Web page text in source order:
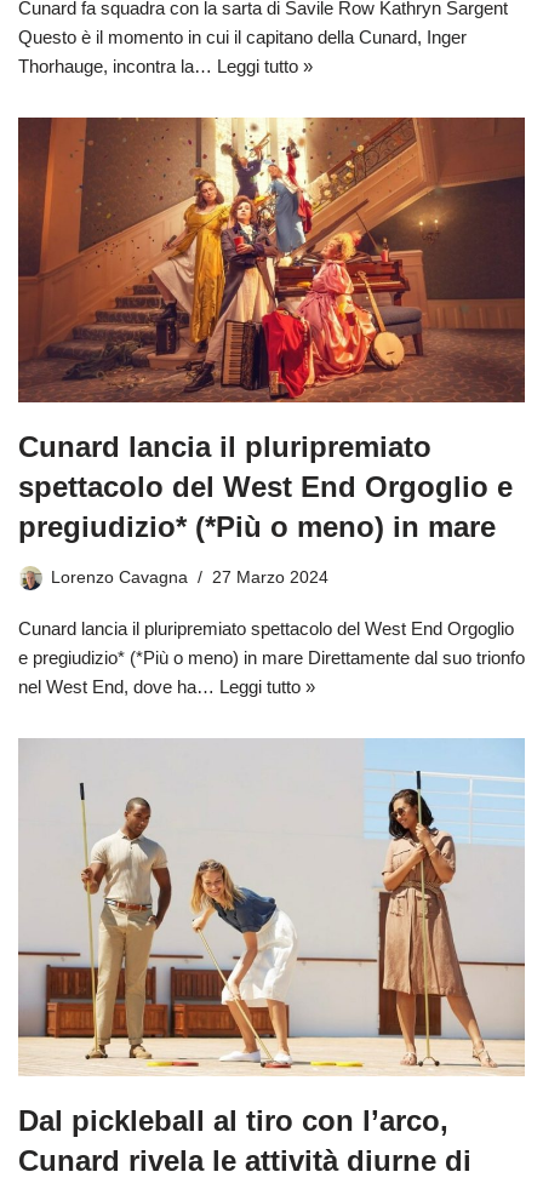
Cunard fa squadra con la sarta di Savile Row Kathryn Sargent
Questo è il momento in cui il capitano della Cunard, Inger
Thorhauge, incontra la… Leggi tutto »
Cunard lancia il pluripremiato
spettacolo del West End Orgoglio e
pregiudizio* (*Più o meno) in mare
Lorenzo Cavagna 27 Marzo 2024
Cunard lancia il pluripremiato spettacolo del West End Orgoglio
e pregiudizio* (*Più o meno) in mare Direttamente dal suo trionfo
nel West End, dove ha… Leggi tutto »
Dal pickleball al tiro con l’arco,
Cunard rivela le attività diurne di